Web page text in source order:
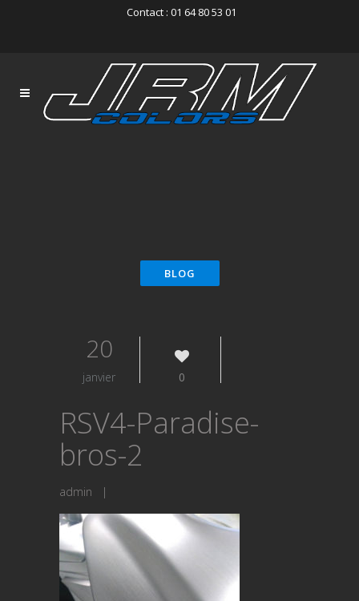
Contact : 01 64 80 53 01
20
janvier 0
RSV4-Paradise-
bros-2
admin |